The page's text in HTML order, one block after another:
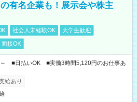
有名企業も！展示会や株主
社会人未経験OK
大学生歓迎
面接OK
■日払いOK ■実働3時間5,120円のお仕事あ
給あり